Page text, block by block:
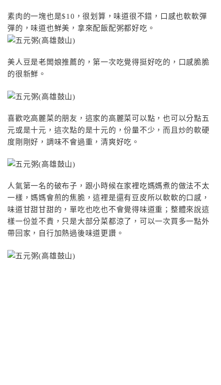
素肉的一塊也是$10，很划算，味道很不錯，口感也軟軟彈
彈的，味道也鮮美，拿來配飯配粥都好吃。
美人豆是老闆娘推薦的，第一次吃覺得挺好吃的，口感脆脆
的很新鮮。
喜歡吃高麗菜的朋友，這家的高麗菜可以點，也可以分點五
元或是十元，這次點的是十元的，份量不少，而且炒的軟硬
度剛剛好，調味不會過重，清爽好吃。
人氣第一名的破布子，跟小時候在家裡吃媽媽煮的做法不太
一樣，媽媽會煎的焦脆，這裡是還有豆皮所以軟軟的口感，
味道甘甜甘甜的，單吃也吃也不會覺得味道重；整體來說這
樣一份並不貴，只是大部分菜都涼了，可以一次買多一點外
帶回家，自行加熱過後味道更讚。